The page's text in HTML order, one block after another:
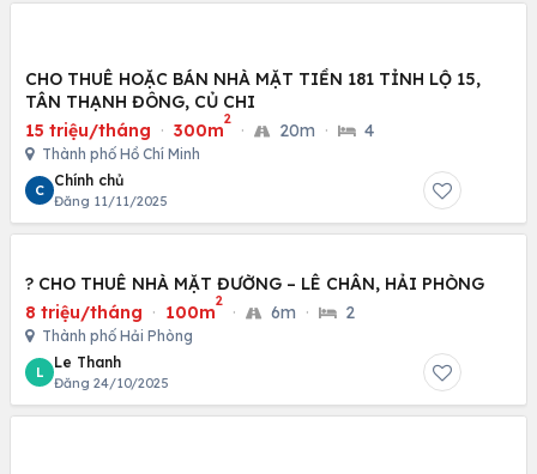
CHO THUÊ HOẶC BÁN NHÀ MẶT TIỀN 181 TỈNH LỘ 15,
TÂN THẠNH ĐÔNG, CỦ CHI
15 triệu/tháng · 300m
2
· 20m · 4
Thành phố Hồ Chí Minh
C
Chính chủ
Đăng 11/11/2025
? CHO THUÊ NHÀ MẶT ĐƯỜNG – LÊ CHÂN, HẢI PHÒNG
8 triệu/tháng · 100m
2
· 6m · 2
Thành phố Hải Phòng
L
Le Thanh
Đăng 24/10/2025